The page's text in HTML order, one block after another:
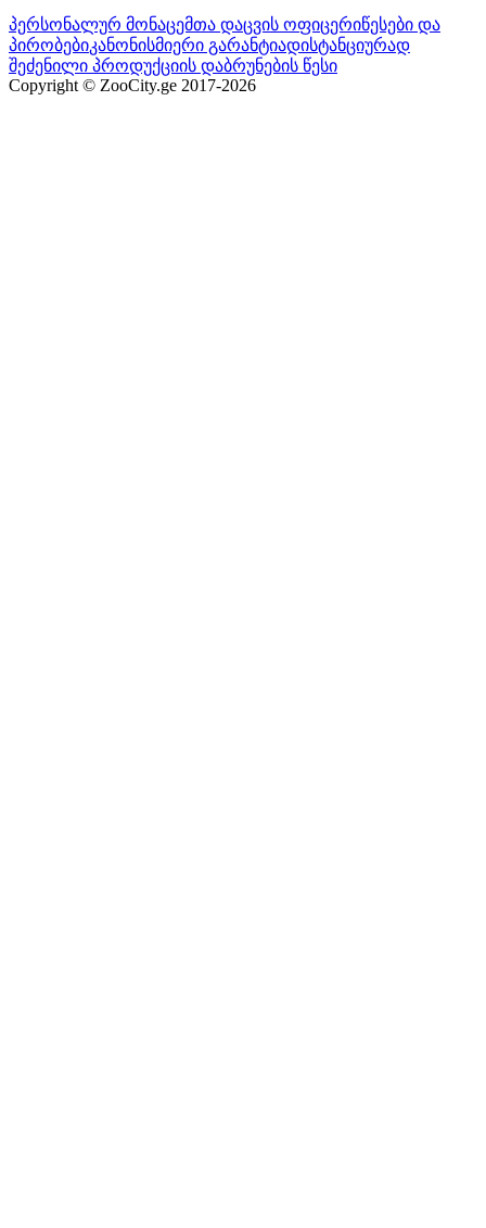
პერსონალურ მონაცემთა დაცვის ოფიცერიწესები და
პირობებიკანონისმიერი გარანტიადისტანციურად
შეძენილი პროდუქციის დაბრუნების წესი
Copyright © ZooCity.ge 2017-2026